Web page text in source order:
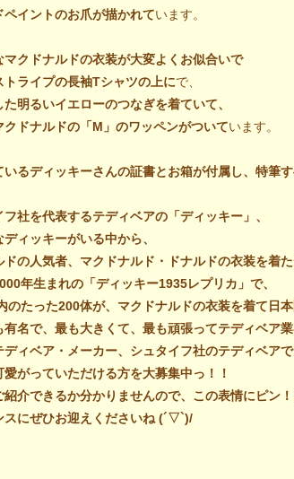
ペイントのお爪が描かれています。
マクドナルドの衣装が大変よくお似合いで
トライプの長袖Tシャツの上にで、
明るいイエローのつなぎを着ていて、
クドナルドの「M」のワッペンがついています。
いるディッキーさんの証書とお箱が付属し、特筆
社を代表するテディベアの「ディッキー」、
ィッキーがいる中から、
ドの人気者、マクドナルド・ドナルドの衣装を着
年生まれの「ディッキー1935レプリカ」で、
のたった200体が、マクドナルドの衣装を着て日
有名で、最も大きくて、最も頑張ってテディベア
ディベア・メーカー、シュタイフ社のテディベア
愛がっていただける方を大募集中っ！！
紹介できるか分かりませんので、この表情にピン！
スにぜひお迎えくださいね (´▽`)/